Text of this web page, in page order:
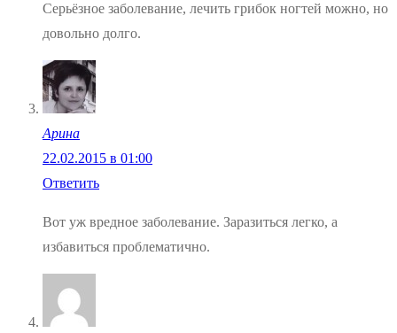
Серьёзное заболевание, лечить грибок ногтей можно, но
довольно долго.
Арина
22.02.2015 в 01:00
Ответить
Вот уж вредное заболевание. Заразиться легко, а
избавиться проблематично.